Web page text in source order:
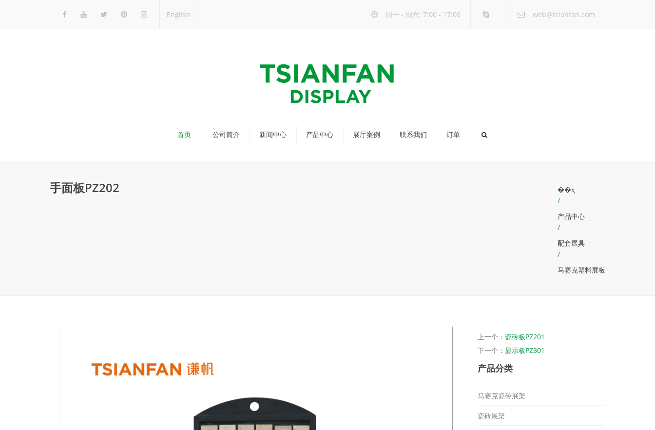
English 周一 - 周六: 7:00 - 17:00 web@tsianfan.com
首页 公司简介 新闻中心 产品中心 展厅案例 联系我们 订单
手面板PZ202
��ҳ
/
产品中心
/
配套展具
/
马赛克塑料展板
上一个： 瓷砖板PZ201
下一个： 显示板PZ301
产品分类
马赛克瓷砖展架
瓷砖展架